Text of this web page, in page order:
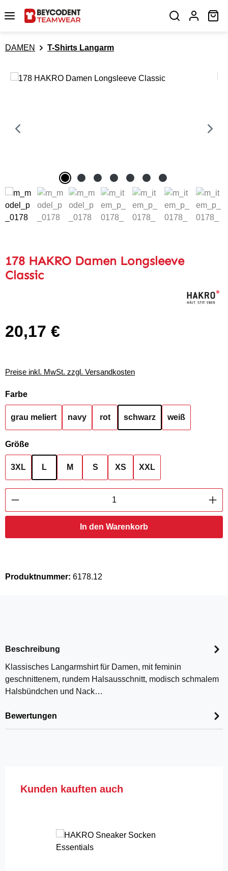
Zum Hauptinhalt springen
DAMEN T-Shirts Langarm
Bildergalerie überspringen
178 HAKRO Damen Longsleeve
Classic
Regulärer Preis:
20,17 €
Preise inkl. MwSt. zzgl. Versandkosten
Farbeauswählen
grau meliert navy rot schwarz weiß
Größeauswählen
3XL L M S XS XXL
Produkt Anzahl: Gib den gewünschten
In den Warenkorb
Produktnummer: 6178.12
Beschreibung
Klassisches Langarmshirt für Damen, mit feminin
geschnittenem, rundem Halsausschnitt, modisch schmalem
Halsbündchen und Nack…
Bewertungen
Produktgalerie überspringen
Kunden kauften auch